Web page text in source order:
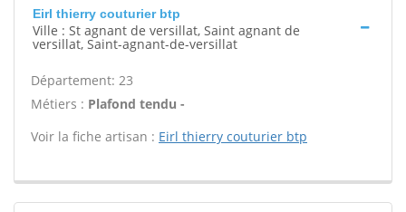
Eirl thierry couturier btp
Ville : St agnant de versillat, Saint agnant de
versillat, Saint-agnant-de-versillat
Département: 23
Métiers : Plafond tendu -
Voir la fiche artisan : Eirl thierry couturier btp